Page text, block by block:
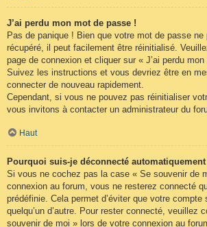
J’ai perdu mon mot de passe !
Pas de panique ! Bien que votre mot de passe
récupéré, il peut facilement être réinitialisé.
page de connexion et cliquer sur « J’ai perdu
Suivez les instructions et vous devriez être en
connecter de nouveau rapidement.
Cependant, si vous ne pouvez pas réinitialiser
vous invitons à contacter un administrateur du
Haut
Pourquoi suis-je déconnecté
Si vous ne cochez pas la case « Se souvenir de
connexion au forum, vous ne resterez connecté
prédéfinie. Cela permet d’éviter que votre compte
quelqu’un d’autre. Pour rester connecté, veuillez
souvenir de moi » lors de votre connexion au